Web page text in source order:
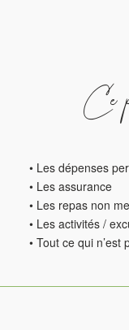
Ce
• Les dépenses
• Les assurance
• Les repas non
• Les activités /
• Tout ce qui